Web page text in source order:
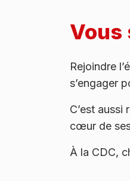
Vous
Rejoindre
s’engager
C’est
cœur de
À la CDC,